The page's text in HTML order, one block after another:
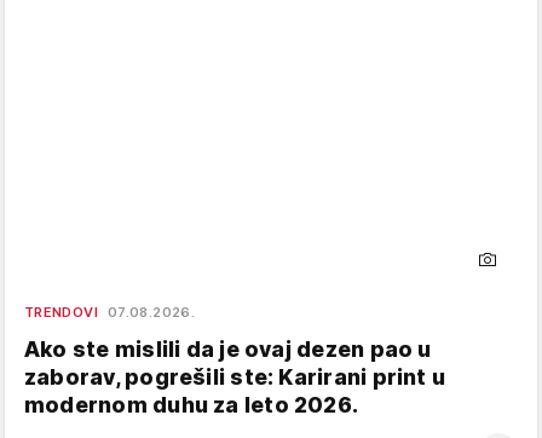
TRENDOVI 07.08.2026.
Ako ste mislili da je ovaj dezen pao u
zaborav, pogrešili ste: Karirani print u
modernom duhu za leto 2026.